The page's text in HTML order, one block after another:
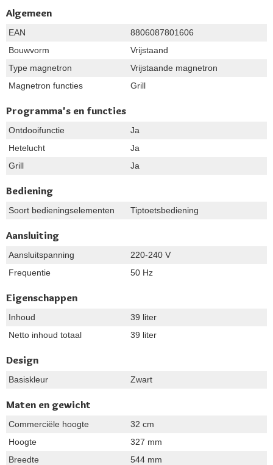
Algemeen
EAN
8806087801606
Bouwvorm
Vrijstaand
Type magnetron
Vrijstaande magnetron
Magnetron functies
Grill
Programma's en functies
Ontdooifunctie
Ja
Hetelucht
Ja
Grill
Ja
Bediening
Soort bedieningselementen Tiptoetsbediening
Aansluiting
Aansluitspanning
220-240 V
Frequentie
50 Hz
Eigenschappen
Inhoud
39 liter
Netto inhoud totaal
39 liter
Design
Basiskleur Zwart
Maten en gewicht
Commerciële hoogte
32 cm
Hoogte
327 mm
Breedte
544 mm